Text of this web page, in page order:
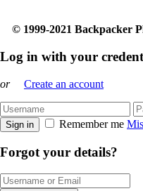
© 1999-2021 Backpacker
Log in with your
or Create an account
Sign in Remember me
Forgot your details?